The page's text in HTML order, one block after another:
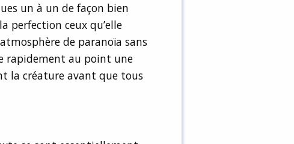
un à un de façon bien
perfection ceux qu’elle
de paranoïa sans
rapidement au point une
la créature avant que tous